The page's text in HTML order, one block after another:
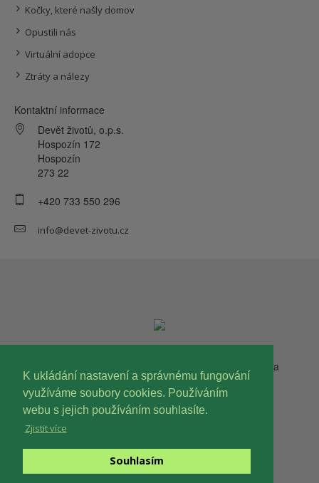
K ukládání nastavení a správnému fungování
využíváme soubory cookies. Používáním
webu s jejich používáním souhlasíte.
Zjistit více
Souhlasím
Kočky, které našly domov
Opustili nás
Virtuální adopce
Ztráty a nálezy
Kontaktní informace
Devět životů, o.p.s.
Hospozín 172
Hospozín
273 22
+420 733 550 296
info@devet-zivotu.cz
Copyright © 2023 Devět životů, o.p.s. Všechna práva
vyhrazena.